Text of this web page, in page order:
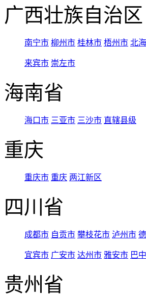
广西壮族自治区
南宁市 柳州市 桂林市 梧州市 北
来宾市 崇左市
海南省
海口市 三亚市 三沙市 直辖县级
重庆
重庆市 重庆 两江新区
四川省
成都市 自贡市 攀枝花市 泸州市
宜宾市 广安市 达州市 雅安市 巴
贵州省